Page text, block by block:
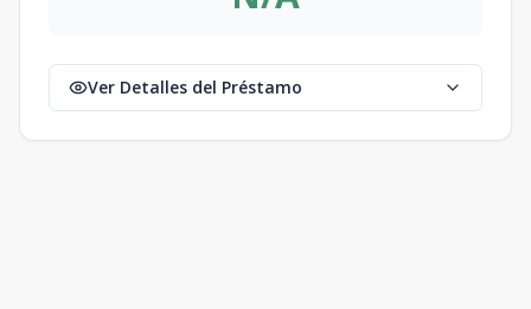
Ver Detalles del Préstamo